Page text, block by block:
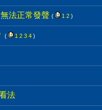
法正常發聲 ( 1 2 )
( 1 2 3 4 )
法